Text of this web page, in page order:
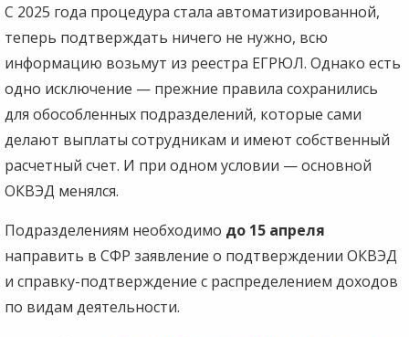
С 2025 года процедура стала автоматизированной,
теперь подтверждать ничего не нужно, всю
информацию возьмут из реестра ЕГРЮЛ. Однако есть
одно исключение — прежние правила сохранились
для обособленных подразделений, которые сами
делают выплаты сотрудникам и имеют собственный
расчетный счет. И при одном условии — основной
ОКВЭД менялся.
Подразделениям необходимо до 15 апреля
направить в СФР заявление о подтверждении ОКВЭД
и справку-подтверждение с распределением доходов
по видам деятельности.